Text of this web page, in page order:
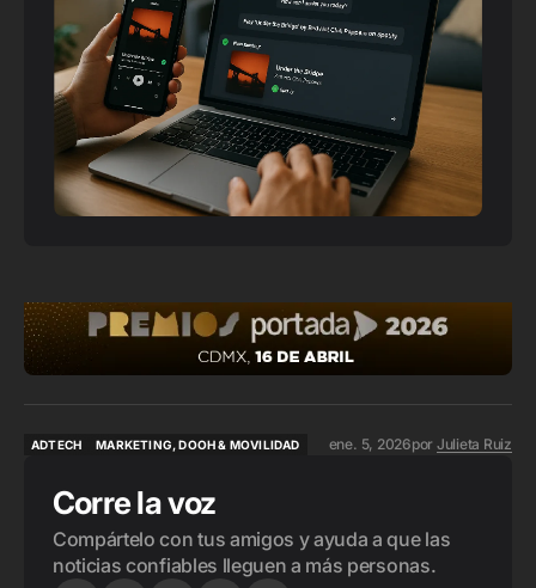
ADTECH
MARKETING, DOOH & MOVILIDAD
ene. 5, 2026por Julieta Ruiz
Corre la voz
Compártelo con tus amigos y ayuda a que las
noticias confiables lleguen a más personas.